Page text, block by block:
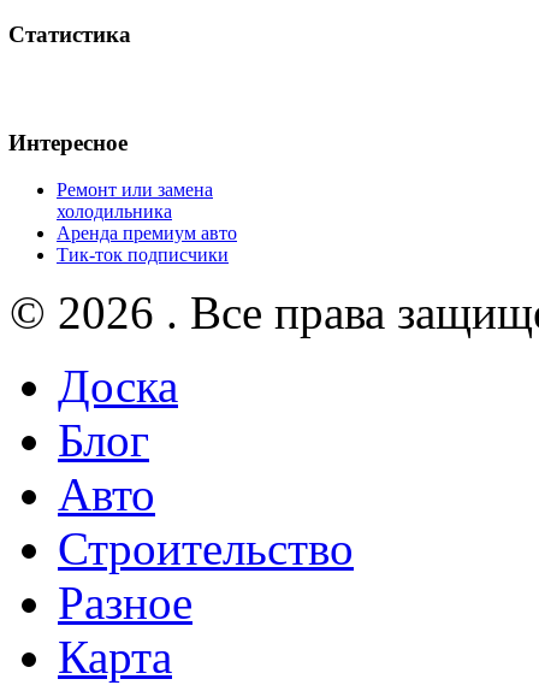
Статистика
Интересное
Ремонт или замена
холодильника
Аренда премиум авто
Тик-ток подписчики
© 2026 . Все права
Доска
Блог
Авто
Строительство
Разное
Карта